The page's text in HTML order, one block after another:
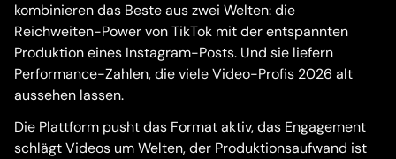
kombinieren das Beste aus zwei Welten: die
Reichweiten-Power von TikTok mit der entspannten
Produktion eines Instagram-Posts. Und sie liefern
Performance-Zahlen, die viele Video-Profis 2026 alt
aussehen lassen.
Die Plattform pusht das Format aktiv, das Engagement
schlägt Videos um Welten, der Produktionsaufwand ist